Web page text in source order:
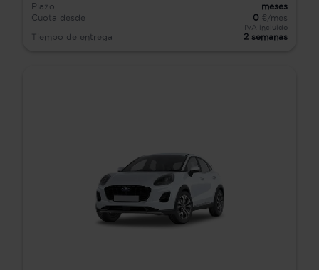
Plazo
meses
Cuota desde
0 €/mes
IVA incluido
Tiempo de entrega 2 semanas